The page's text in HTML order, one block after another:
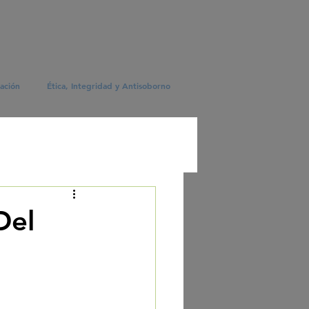
Ética, Integridad y Antisoborno